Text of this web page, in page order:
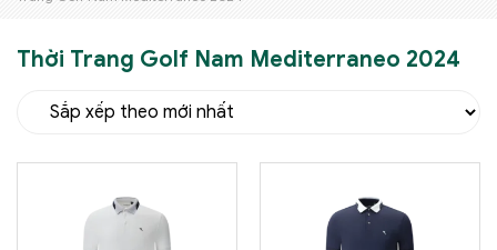
TÚI GOLF
Thời Trang Golf Nam Mediterraneo 2024